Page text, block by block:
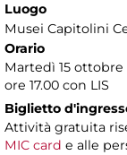
Luogo
Musei Capitolini
Orario
Martedì 15 ottobre
ore 17.00 con LIS
Biglietto
Attività gratuita
MIC card e alle